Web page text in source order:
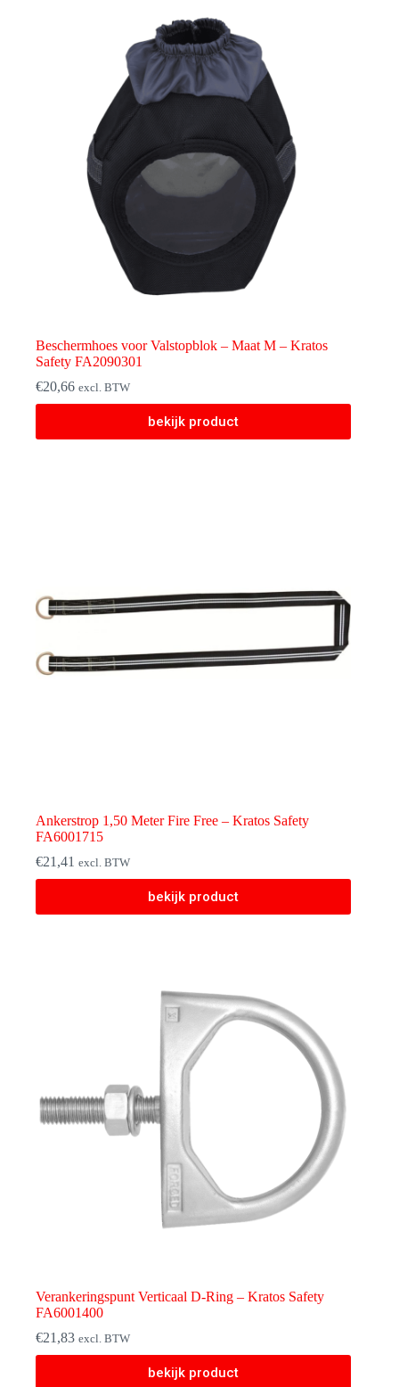
Beschermhoes voor Valstopblok – Maat M – Kratos
Safety FA2090301
€20,66 excl. BTW
bekijk product
Ankerstrop 1,50 Meter Fire Free – Kratos Safety
FA6001715
€21,41 excl. BTW
bekijk product
Verankeringspunt Verticaal D-Ring – Kratos Safety
FA6001400
€21,83 excl. BTW
bekijk product